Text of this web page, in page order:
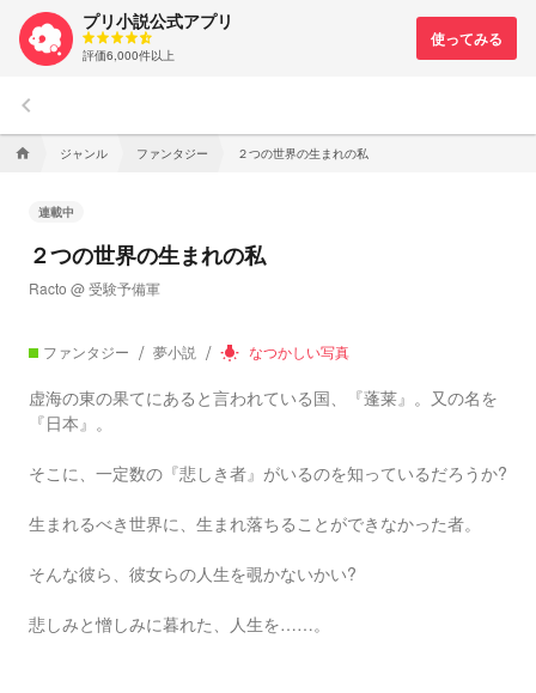
プリ小説公式アプリ
評価6,000件以上
keyboard_arrow_left
home ジャンル ファンタジー ２つの世界の生まれの私
連載中
２つの世界の生まれの私
Racto @ 受験予備軍
ファンタジー 夢小説 wb_incandescent なつかしい写真
虚海の東の果てにあると言われている国、『蓬莱』。又の名を
『日本』。
そこに、一定数の『悲しき者』がいるのを知っているだろうか?
生まれるべき世界に、生まれ落ちることができなかった者。
そんな彼ら、彼女らの人生を覗かないかい?
悲しみと憎しみに暮れた、人生を……。